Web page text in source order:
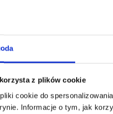
z plików cookie
cookie do
Informacje o tym, jak